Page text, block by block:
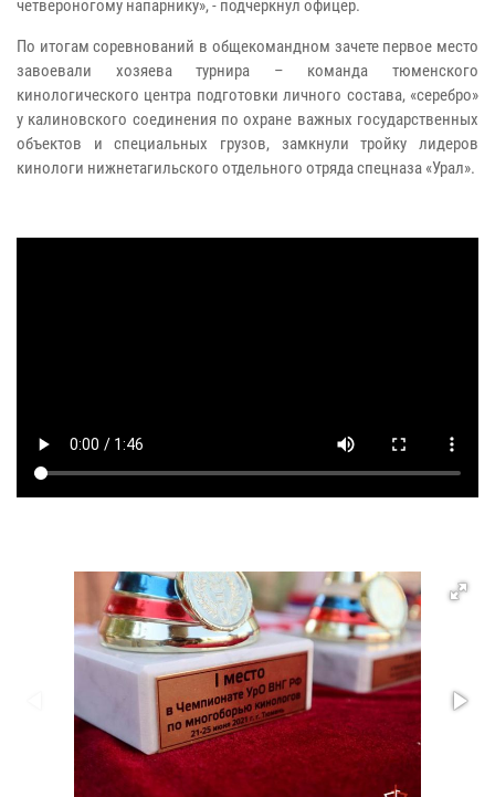
четвероногому напарнику», - подчеркнул офицер.
По итогам соревнований в общекомандном зачете первое место
завоевали хозяева турнира – команда тюменского
кинологического центра подготовки личного состава, «серебро»
у калиновского соединения по охране важных государственных
объектов и специальных грузов, замкнули тройку лидеров
кинологи нижнетагильского отдельного отряда спецназа «Урал».